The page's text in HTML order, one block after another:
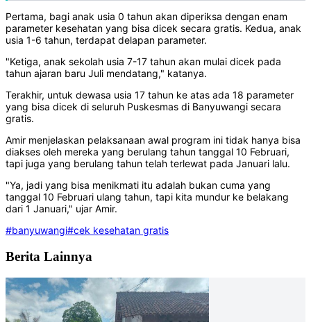
Pertama, bagi anak usia 0 tahun akan diperiksa dengan enam
parameter kesehatan yang bisa dicek secara gratis. Kedua, anak
usia 1-6 tahun, terdapat delapan parameter.
"Ketiga, anak sekolah usia 7-17 tahun akan mulai dicek pada
tahun ajaran baru Juli mendatang," katanya.
Terakhir, untuk dewasa usia 17 tahun ke atas ada 18 parameter
yang bisa dicek di seluruh Puskesmas di Banyuwangi secara
gratis.
Amir menjelaskan pelaksanaan awal program ini tidak hanya bisa
diakses oleh mereka yang berulang tahun tanggal 10 Februari,
tapi juga yang berulang tahun telah terlewat pada Januari lalu.
"Ya, jadi yang bisa menikmati itu adalah bukan cuma yang
tanggal 10 Februari ulang tahun, tapi kita mundur ke belakang
dari 1 Januari," ujar Amir.
#banyuwangi#cek kesehatan gratis
Berita Lainnya